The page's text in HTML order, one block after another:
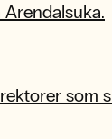
som